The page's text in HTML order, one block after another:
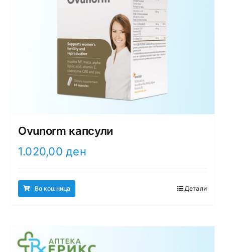
Ovunorm капсули
1.020,00ден
Во кошница Детали